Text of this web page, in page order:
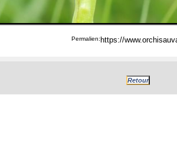
Permalien: